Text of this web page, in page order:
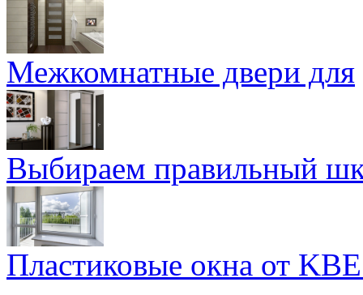
Межкомнатные двери для
Выбираем правильный
Пластиковые окна от